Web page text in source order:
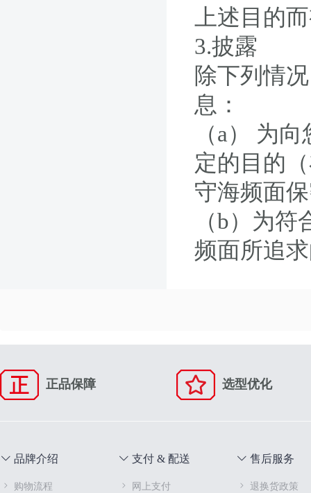
上述目的
3.披露
除下列情
息：
（a） 为
定的目的
守海频面
（b）为
频面所追
正品保障 选型优化
品牌介绍
购物流程
支付 & 配送
网上支付
售后服务
退换货政策